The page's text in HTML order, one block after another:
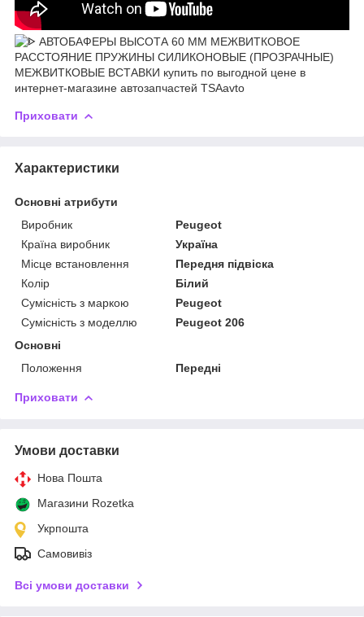
Приховати
Характеристики
Основні атрибути
Виробник
Peugeot
Країна виробник
Україна
Місце встановлення
Передня підвіска
Колір
Білий
Сумісність з маркою
Peugeot
Сумісність з моделлю
Peugeot 206
Основні
Положення
Передні
Приховати
Умови доставки
Нова Пошта
Магазини Rozetka
Укрпошта
Самовивіз
Всі умови доставки